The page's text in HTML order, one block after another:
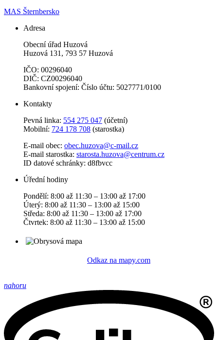
MAS Šternbersko
Adresa
Obecní úřad Huzová
Huzová 131, 793 57 Huzová
IČO: 00296040
DIČ: CZ00296040
Bankovní spojení: Číslo účtu: 5027771/0100
Kontakty
Pevná linka: 554 275 047 (účetní)
Mobilní: 724 178 708 (starostka)
E-mail obec: obec.huzova@c-mail.cz
E-mail starostka: starosta.huzova@centrum.cz
ID datové schránky: d8fbvcc
Úřední hodiny
Pondělí: 8:00 až 11:30 – 13:00 až 17:00
Úterý: 8:00 až 11:30 – 13:00 až 15:00
Středa: 8:00 až 11:30 – 13:00 až 17:00
Čtvrtek: 8:00 až 11:30 – 13:00 až 15:00
Odkaz na mapy.com
nahoru